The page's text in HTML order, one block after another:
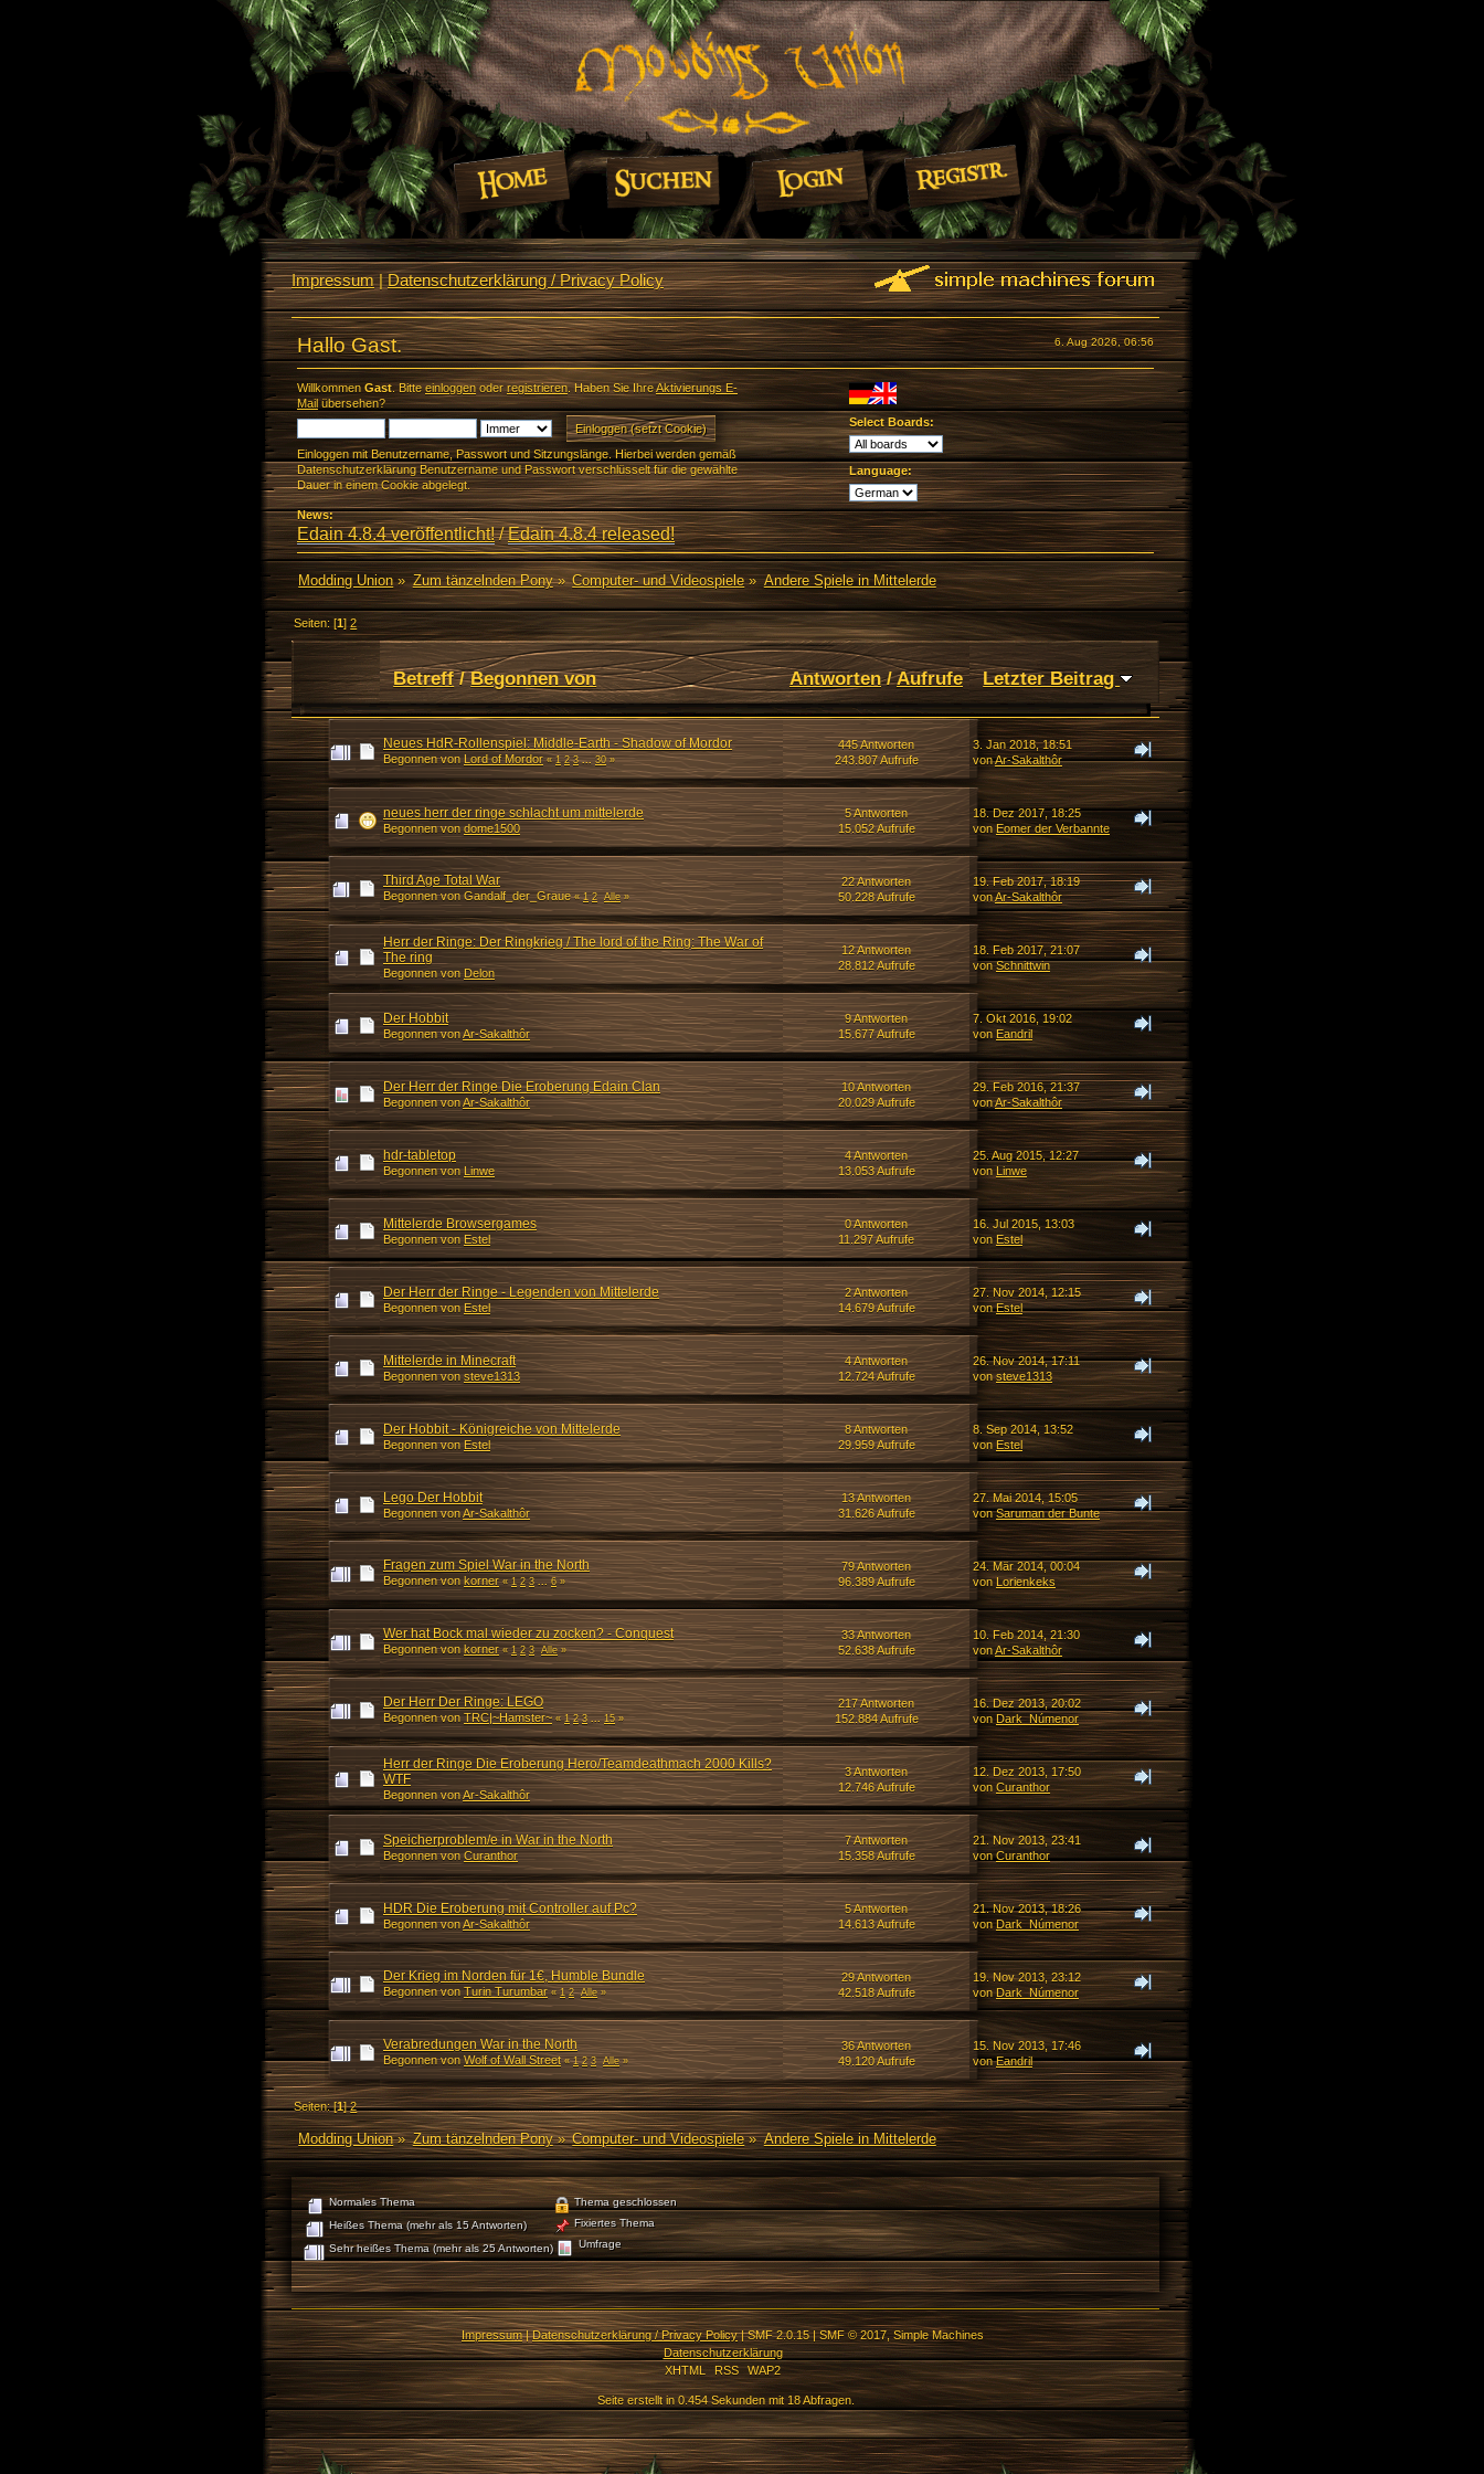
Impressum|Datenschutzerklärung / Privacy Policy
6. Aug 2026, 06:56
Hallo Gast.
Willkommen Gast. Bitte einloggenoderregistrieren. Haben Sie IhreAktivierungs E-
Mailübersehen?
Einloggen mit Benutzername, Passwort und Sitzungslänge. Hierbei werden gemäß
Datenschutzerklärung Benutzername und Passwort verschlüsselt für die gewählte
Dauer in einem Cookie abgelegt.
Select Boards:
Language:
News:
Edain 4.8.4 veröffentlicht!/Edain 4.8.4 released!
Modding Union» Zum tänzelnden Pony» Computer- und Videospiele» Andere Spiele in Mittelerde
Seiten: [1]2
Betreff/Begonnen von Antworten/Aufrufe Letzter Beitrag
Neues HdR-Rollenspiel: Middle-Earth - Shadow of Mordor
Begonnen von Lord of Mordor «1 2 3 ...30»
445 Antworten
243.807 Aufrufe
3. Jan 2018, 18:51
vonAr-Sakalthôr
neues herr der ringe schlacht um mittelerde
Begonnen von dome1500
5 Antworten
15.052 Aufrufe
18. Dez 2017, 18:25
vonEomer der Verbannte
Third Age Total War
Begonnen von Gandalf_der_Graue«1 2 Alle»
22 Antworten
50.228 Aufrufe
19. Feb 2017, 18:19
vonAr-Sakalthôr
Herr der Ringe: Der Ringkrieg / The lord of the Ring: The War of
The ring
Begonnen vonDelon
12 Antworten
28.812 Aufrufe
18. Feb 2017, 21:07
vonSchnittwin
Der Hobbit
Begonnen vonAr-Sakalthôr
9 Antworten
15.677 Aufrufe
7. Okt 2016, 19:02
von Eandril
Der Herr der Ringe Die Eroberung Edain Clan
Begonnen vonAr-Sakalthôr
10 Antworten
20.029 Aufrufe
29. Feb 2016, 21:37
vonAr-Sakalthôr
hdr-tabletop
Begonnen von Linwe
4 Antworten
13.053 Aufrufe
25. Aug 2015, 12:27
vonLinwe
Mittelerde Browsergames
Begonnen von Estel
0 Antworten
11.297 Aufrufe
16. Jul 2015, 13:03
vonEstel
Der Herr der Ringe - Legenden von Mittelerde
Begonnen von Estel
2 Antworten
14.679 Aufrufe
27. Nov 2014, 12:15
vonEstel
Mittelerde in Minecraft
Begonnen von steve1313
4 Antworten
12.724 Aufrufe
26. Nov 2014, 17:11
vonsteve1313
Der Hobbit - Königreiche von Mittelerde
Begonnen von Estel
8 Antworten
29.959 Aufrufe
8. Sep 2014, 13:52
von Estel
Lego Der Hobbit
Begonnen vonAr-Sakalthôr
13 Antworten
31.626 Aufrufe
27. Mai 2014, 15:05
vonSaruman der Bunte
Fragen zum Spiel War in the North
Begonnen von korner «1 2 3 ...6»
79 Antworten
96.389 Aufrufe
24. Mär 2014, 00:04
vonLorienkeks
Wer hat Bock mal wieder zu zocken? - Conquest
Begonnen von korner «1 2 3 Alle»
33 Antworten
52.638 Aufrufe
10. Feb 2014, 21:30
vonAr-Sakalthôr
Der Herr Der Ringe: LEGO
Begonnen von TRC|~Hamster~ «1 2 3 ...15»
217 Antworten
152.884 Aufrufe
16. Dez 2013, 20:02
vonDark_Númenor
Herr der Ringe Die Eroberung Hero/Teamdeathmach 2000 Kills?
WTF
Begonnen vonAr-Sakalthôr
3 Antworten
12.746 Aufrufe
12. Dez 2013, 17:50
von Curanthor
Speicherproblem/e in War in the North
Begonnen von Curanthor
7 Antworten
15.358 Aufrufe
21. Nov 2013, 23:41
vonCuranthor
HDR Die Eroberung mit Controller auf Pc?
Begonnen vonAr-Sakalthôr
5 Antworten
14.613 Aufrufe
21. Nov 2013, 18:26
vonDark_Númenor
Der Krieg im Norden für 1€, Humble Bundle
Begonnen von Turin Turumbar «1 2 Alle»
29 Antworten
42.518 Aufrufe
19. Nov 2013, 23:12
vonDark_Númenor
Verabredungen War in the North
Begonnen von Wolf of Wall Street «1 2 3 Alle»
36 Antworten
49.120 Aufrufe
15. Nov 2013, 17:46
vonEandril
Seiten: [1]2
Modding Union» Zum tänzelnden Pony» Computer- und Videospiele» Andere Spiele in Mittelerde
Normales Thema
Heißes Thema (mehr als 15 Antworten)
Sehr heißes Thema (mehr als 25 Antworten)
Thema geschlossen
Fixiertes Thema
Umfrage
Impressum|Datenschutzerklärung / Privacy Policy|SMF 2.0.15|SMF © 2017,Simple Machines
Datenschutzerklärung
XHTML
RSS WAP2
Seite erstellt in 0.454 Sekunden mit 18 Abfragen.